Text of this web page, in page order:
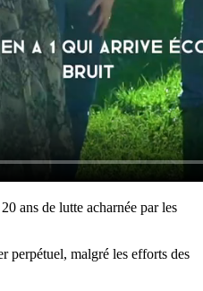
ans de lutte acharnée par les
perpétuel, malgré les efforts des